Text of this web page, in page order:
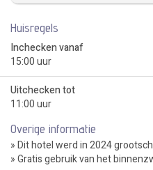
Huisregels
Inchecken vanaf
15:00 uur
Uitchecken tot
11:00 uur
Overige informatie
» Dit hotel werd in 2024
» Gratis gebruik van het